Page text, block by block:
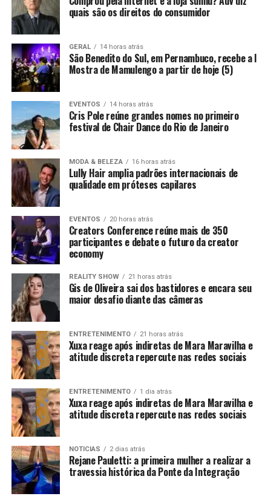
quais são os direitos do consumidor
GERAL 14 horas atrás
São Benedito do Sul, em Pernambuco, recebe a I
Mostra de Mamulengo a partir de hoje (5)
EVENTOS 14 horas atrás
Cris Pole reúne grandes nomes no primeiro
festival de Chair Dance do Rio de Janeiro
MODA & BELEZA 16 horas atrás
Lully Hair amplia padrões internacionais de
qualidade em próteses capilares
EVENTOS 20 horas atrás
Creators Conference reúne mais de 350
participantes e debate o futuro da creator
economy
REALITY SHOW 21 horas atrás
Gis de Oliveira sai dos bastidores e encara seu
maior desafio diante das câmeras
ENTRETENIMENTO 21 horas atrás
Xuxa reage após indiretas de Mara Maravilha e
atitude discreta repercute nas redes sociais
ENTRETENIMENTO 1 dia atrás
Xuxa reage após indiretas de Mara Maravilha e
atitude discreta repercute nas redes sociais
NOTICIAS 2 dias atrás
Rejane Pauletti: a primeira mulher a realizar a
travessia histórica da Ponte da Integração